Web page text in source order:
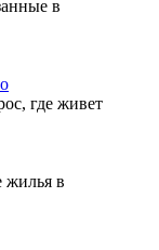
в
где живет
жилья в